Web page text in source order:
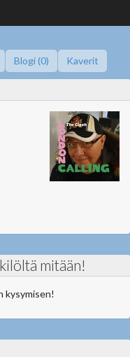
Blogi (0) Kaverit
mitään!
kysymisen!